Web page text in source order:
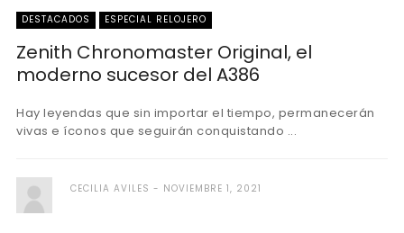
DESTACADOS ESPECIAL RELOJERO
Zenith Chronomaster Original, el
moderno sucesor del A386
Hay leyendas que sin importar el tiempo, permanecerán
vivas e íconos que seguirán conquistando ...
CECILIA AVILES NOVIEMBRE 1, 2021